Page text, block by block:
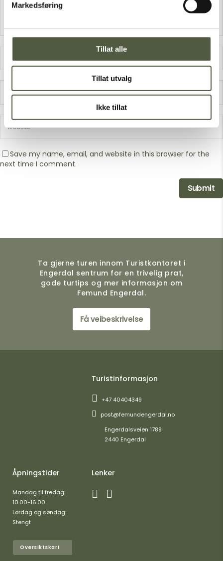
Markedsføring
Tillat alle
Tillat utvalg
Ikke tillat
Save my name, email, and website in this browser for the
next time I comment.
Ta gjerne turen innom Turistkontoret i
Engerdal sentrum for en trivelig prat,
gode turtips og mer informasjon om
Femund Engerdal.
Få veibeskrivelse
Turistinformasjon
+47 40404349
post@femundengerdal.no
Engerdalsveien 1789
2440 Engerdal
Åpningstider
Mandag til fredag:
10.00-16.00
Lørdag og søndag:
Stengt
Oversiktskart
Lenker